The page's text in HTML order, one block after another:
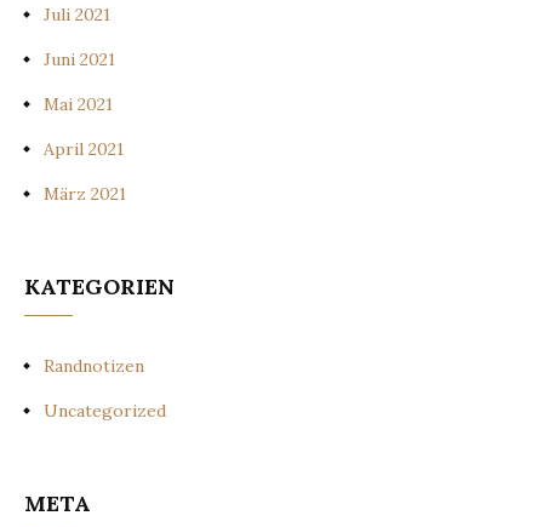
Juli 2021
Juni 2021
Mai 2021
April 2021
März 2021
KATEGORIEN
Randnotizen
Uncategorized
META